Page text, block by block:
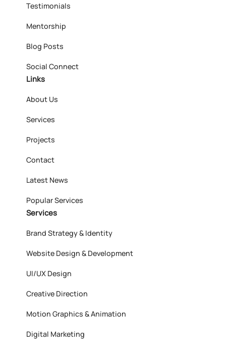
Testimonials
Mentorship
Blog Posts
Social Connect
Links
About Us
Services
Projects
Contact
Latest News
Popular Services
Services
Brand Strategy & Identity
Website Design & Development
UI/UX Design
Creative Direction
Motion Graphics & Animation
Digital Marketing